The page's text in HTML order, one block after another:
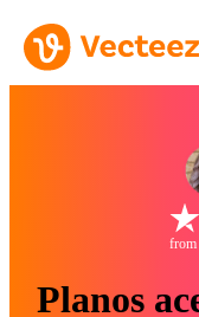
from
Planos